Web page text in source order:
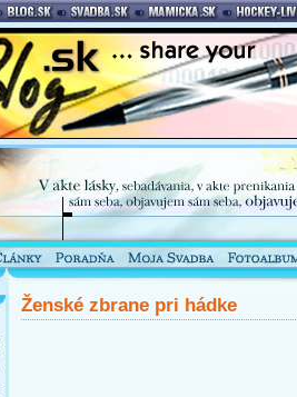
Ženské zbrane pri hádke